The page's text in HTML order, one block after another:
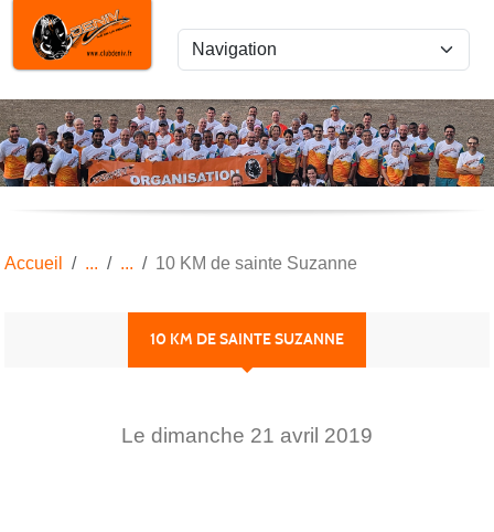
Accueil 10 KM de sainte Suzanne
10 KM DE SAINTE SUZANNE
Le dimanche 21 avril 2019
Panneau de gestion des cookies